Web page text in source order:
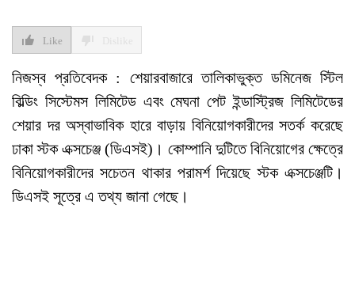
Like
নিজস্ব প্রতিবেদক : শেয়ারবাজারে তালিকাভুক্ত ডমিনেজ স্টিল
বিল্ডিং সিস্টেমস লিমিটেড এবং মেঘনা পেট ইন্ডাস্ট্রিজ লিমিটেডের
শেয়ার দর অস্বাভাবিক হারে বাড়ায় বিনিয়োগকারীদের সতর্ক করেছে
ঢাকা স্টক এক্সচেঞ্জ (ডিএসই)। কোম্পানি দুটিতে বিনিয়োগের ক্ষেত্রে
বিনিয়োগকারীদের সচেতন থাকার পরামর্শ দিয়েছে স্টক এক্সচেঞ্জটি।
ডিএসই সূত্রে এ তথ্য জানা গেছে।